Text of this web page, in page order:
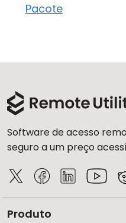
Pacote
Software de acesso
seguro a um preço
Produto